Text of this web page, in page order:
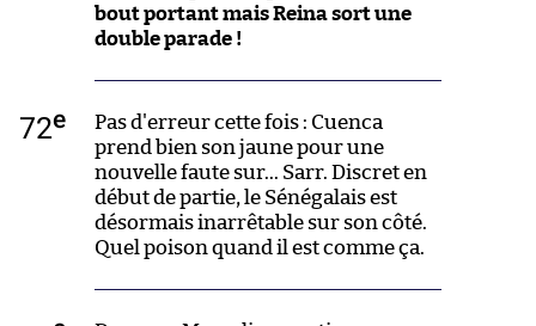
bout portant mais Reina sort une
double parade !
72e
Pas d'erreur cette fois : Cuenca
prend bien son jaune pour une
nouvelle faute sur... Sarr. Discret en
début de partie, le Sénégalais est
désormais inarrêtable sur son côté.
Quel poison quand il est comme ça.